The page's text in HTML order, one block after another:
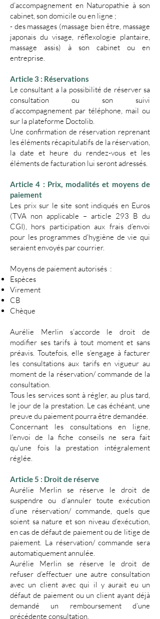
d’accompagnement en Naturopathie à son
cabinet, son domicile ou en ligne ;
- des massages (massage bien être, massage
japonais du visage, réflexologie plantaire,
massage assis) à son cabinet ou en
entreprise.
​Article 3 : Réservations
​Le consultant a la possibilité de réserver sa
consultation ou son suivi
d’accompagnement par téléphone, mail ou
sur la plateforme Doctolib.
Une confirmation de réservation reprenant
les éléments récapitulatifs de la réservation,
la date et heure du rendez-vous et les
éléments de facturation lui seront adressés.
​​Article 4 : Prix, modalités et moyens de
paiement
Les prix sur le site sont indiqués en Euros
(TVA non applicable – article 293 B du
CGI), hors participation aux frais d’envoi
pour les programmes d'hygiène de vie qui
seraient envoyés par courrier.
​Moyens de paiement autorisés :
Espèces
Virement
CB
Chèque
Aurélie Merlin s’accorde le droit de
modifier ses tarifs à tout moment et sans
préavis. Toutefois, elle s’engage à facturer
les consultations aux tarifs en vigueur au
moment de la réservation/ commande de la
consultation.
​Tous les services sont à régler, au plus tard,
le jour de la prestation. Le cas échéant, une
preuve du paiement pourra être demandée.
Concernant les consultations en ligne,
l'envoi de la fiche conseils ne sera fait
qu'une fois la prestation intégralement
réglée.
​Article 5 : Droit de réserve
​Aurélie Merlin se réserve le droit de
suspendre ou d’annuler toute exécution
d’une réservation/ commande, quels que
soient sa nature et son niveau d’exécution,
en cas de défaut de paiement ou de litige de
paiement. La réservation/ commande sera
automatiquement annulée.
Aurélie Merlin se réserve le droit de
refuser d’effectuer une autre consultation
avec un client avec qui il y aurait eu un
défaut de paiement ou un client ayant déjà
demandé un remboursement d’une
précédente consultation.